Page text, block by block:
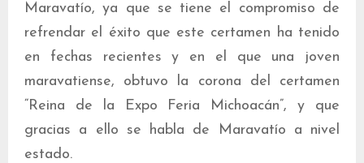
Maravatío, ya que se tiene el compromiso de
refrendar el éxito que este certamen ha tenido
en fechas recientes y en el que una joven
maravatiense, obtuvo la corona del certamen
“Reina de la Expo Feria Michoacán”, y que
gracias a ello se habla de Maravatío a nivel
estado.